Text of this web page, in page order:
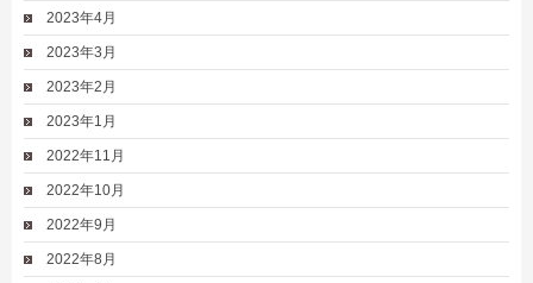
2023年4月
2023年3月
2023年2月
2023年1月
2022年11月
2022年10月
2022年9月
2022年8月